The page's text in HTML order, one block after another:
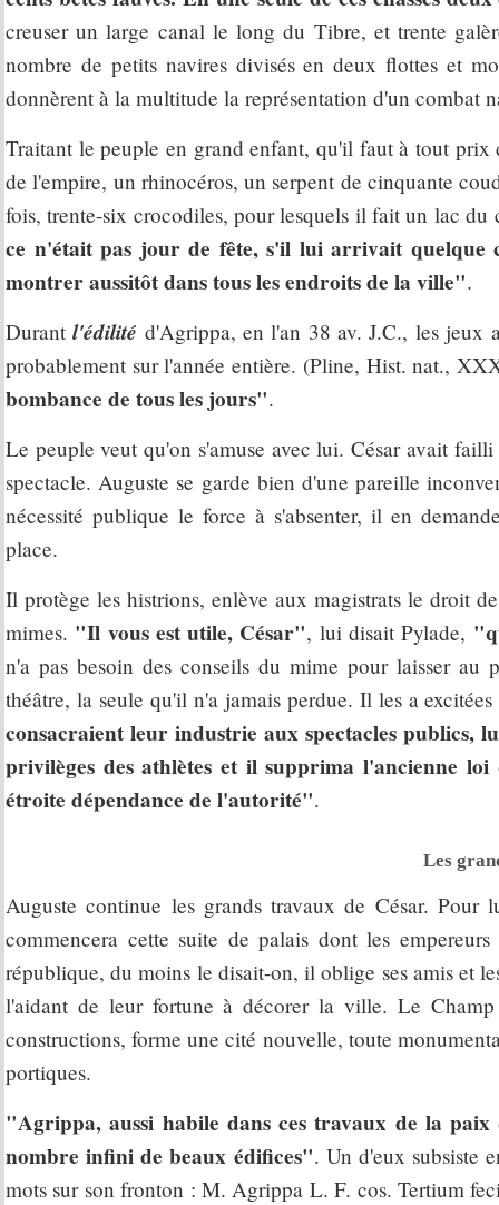
creuser un large canal le long du Tibre, et trente
nombre de petits navires divisés en deux flottes et
donnèrent à la multitude la représentation d'un combat
Traitant le peuple en grand enfant, qu'il faut à tout prix
de l'empire, un rhinocéros, un serpent de cinquante
fois, trente-six crocodiles, pour lesquels il fait un lac
ce n'était pas jour de fête, s'il lui arrivait quelque
montrer aussitôt dans tous les endroits de la ville".
Durantl'édilité d'Agrippa, en l'an 38 av. J.C., les jeux
probablement sur l'année entière. (Pline, Hist. nat.,
bombance de tous les jours".
Le peuple veut qu'on s'amuse avec lui. César avait
spectacle. Auguste se garde bien d'une pareille
nécessité publique le force à s'absenter, il en
place.
Il protège les histrions, enlève aux magistrats le droit
mimes. "Il vous est utile, César", lui disait Pylade,
n'a pas besoin des conseils du mime pour laisser
théâtre, la seule qu'il n'a jamais perdue. Il les a
consacraient leur industrie aux spectacles publics,
privilèges des athlètes et il supprima l'ancienne
étroite dépendance de l'autorité".
Les
Auguste continue les grands travaux de César.
commencera cette suite de palais dont les
république, du moins le disait-on, il oblige ses amis et
l'aidant de leur fortune à décorer la ville. Le
constructions, forme une cité nouvelle, toute
portiques.
"Agrippa, aussi habile dans ces travaux de la
nombre infini de beaux édifices". Un d'eux subsiste
mots sur son fronton : M. Agrippa L. F. cos. Tertium